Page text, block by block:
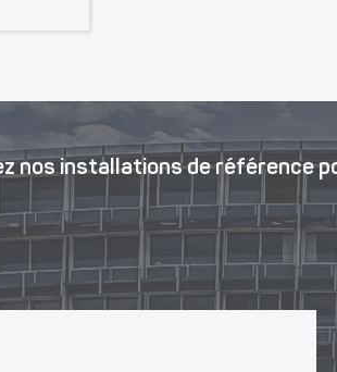
nos installations de référence